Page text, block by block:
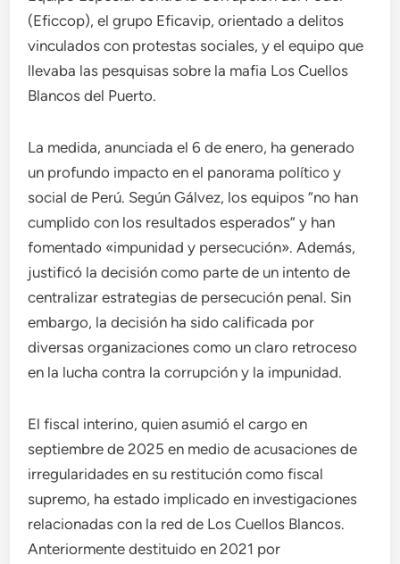
(Eficcop), el grupo Eficavip, orientado a delitos
vinculados con protestas sociales, y el equipo que
llevaba las pesquisas sobre la mafia Los Cuellos
Blancos del Puerto.
La medida, anunciada el 6 de enero, ha generado
un profundo impacto en el panorama político y
social de Perú. Según Gálvez, los equipos “no han
cumplido con los resultados esperados” y han
fomentado «impunidad y persecución». Además,
justificó la decisión como parte de un intento de
centralizar estrategias de persecución penal. Sin
embargo, la decisión ha sido calificada por
diversas organizaciones como un claro retroceso
en la lucha contra la corrupción y la impunidad.
El fiscal interino, quien asumió el cargo en
septiembre de 2025 en medio de acusaciones de
irregularidades en su restitución como fiscal
supremo, ha estado implicado en investigaciones
relacionadas con la red de Los Cuellos Blancos.
Anteriormente destituido en 2021 por